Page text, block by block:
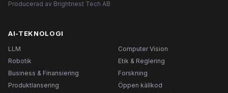
Producerad av Brightnest Tech AB
AI-TEKNOLOGI
LLM
Computer Vision
Robotik
Etik & Reglering
Business & Finansiering
Forskning
Produktlansering
Öppen källkod